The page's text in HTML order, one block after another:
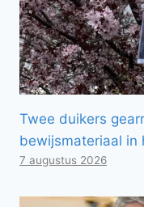
Twee duikers
bewijsmateriaal in
7 augustus 2026